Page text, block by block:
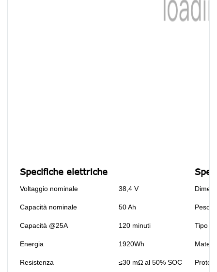
Specifiche elettriche
Voltaggio nominale 38,4 V
Capacità nominale 50 Ah Peso
Capacità @25A 120 minuti Tipo
Energia 1920Wh
Resistenza ≤30 mΩ al 50% SOC